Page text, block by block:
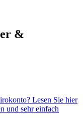
&
Lesen Sie hier
und sehr einfach